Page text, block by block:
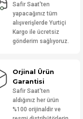
Safir Saat'ten
yapacağınız tüm
alışverişlerde Yurtiçi
Kargo ile ücretsiz
gönderim sağlıyoruz.
Orjinal Ürün
Garantisi
Safir Saat'ten
aldığınız her ürün
%100 orijinaldir ve